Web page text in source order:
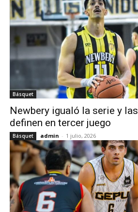
Básquet
Newbery igualó la serie y
definen en tercer juego
Básquet admin - 1 julio, 2026